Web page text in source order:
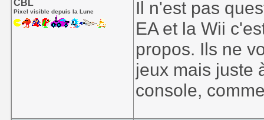
CBL
Pixel visible depuis la Lune
Il n'est pas
EA et la Wii
propos. Ils ne
jeux mais juste
console,